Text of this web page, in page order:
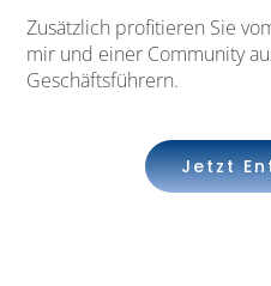
Zusätzlich profitieren Sie
mir und einer Community
Geschäftsführern.
Jetzt